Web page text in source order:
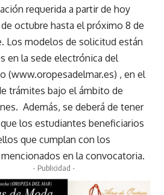
requerida a partir de hoy
octubre hasta el próximo 8 de
Los modelos de solicitud están
en la sede electrónica del
(www.oropesadelmar.es) , en el
trámites bajo el ámbito de
Además, se deberá de tener
los estudiantes beneficiarios
que cumplan con los
en la convocatoria.
- Publicidad -